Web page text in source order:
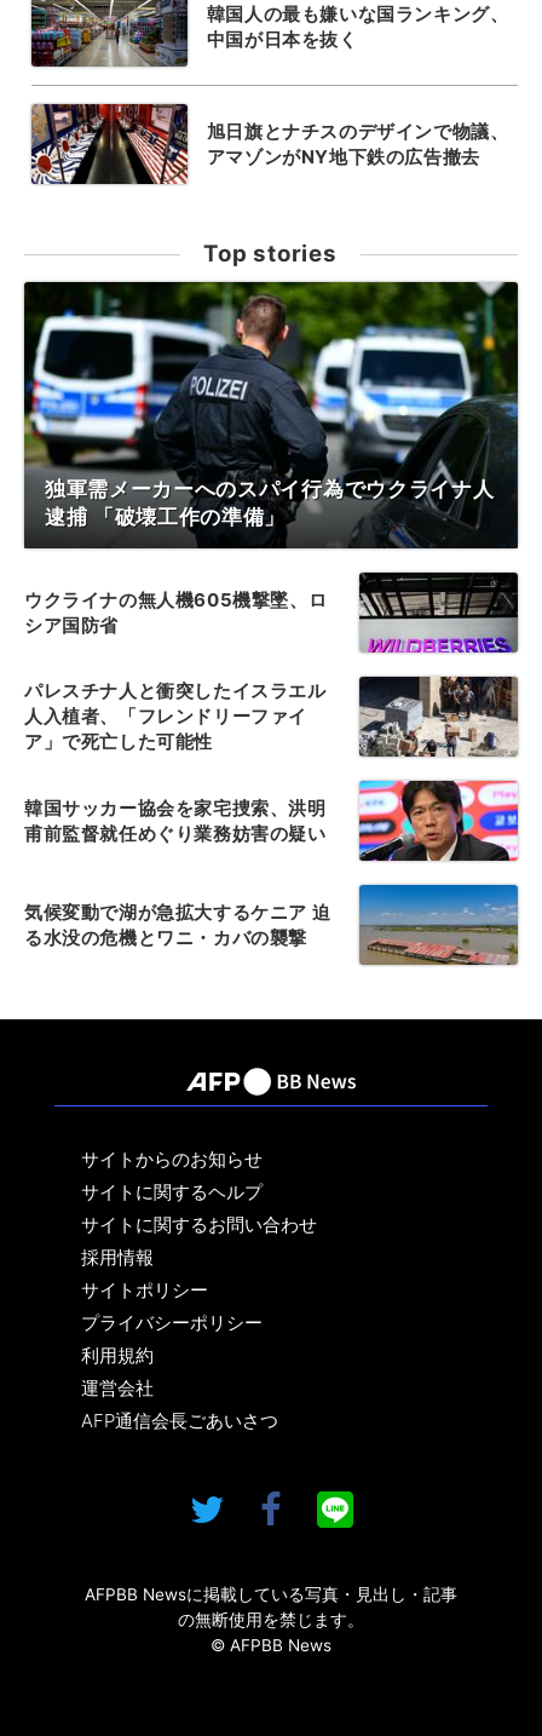
韓国人の最も嫌いな国ランキング、
中国が日本を抜く
旭日旗とナチスのデザインで物議、
アマゾンがNY地下鉄の広告撤去
Top stories
独軍需メーカーへのスパイ行為でウクライナ人
逮捕 「破壊工作の準備」
ウクライナの無人機605機撃墜、ロ
シア国防省
パレスチナ人と衝突したイスラエル
人入植者、「フレンドリーファイ
ア」で死亡した可能性
韓国サッカー協会を家宅捜索、洪明
甫前監督就任めぐり業務妨害の疑い
気候変動で湖が急拡大するケニア 迫
る水没の危機とワニ・カバの襲撃
サイトからのお知らせ
サイトに関するヘルプ
サイトに関するお問い合わせ
採用情報
サイトポリシー
プライバシーポリシー
利用規約
運営会社
AFP通信会長ごあいさつ
AFPBB Newsに掲載している写真・見出し・記事
の無断使用を禁じます。
© AFPBB News